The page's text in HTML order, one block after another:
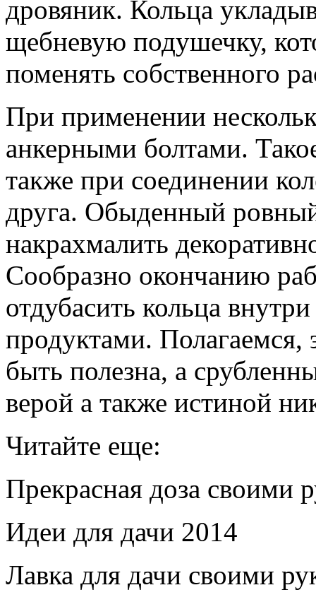
дровяник. Кольца
щебневую подушечку,
поменять собственного
При применении
анкерными болтами.
также при соединении
друга. Обыденный
накрахмалить
Сообразно окончанию
отдубасить кольца
продуктами. Полагаемся,
быть полезна, а
верой а также истиной
Читайте еще:
Прекрасная доза своими
Идеи для дачи 2014
Лавка для дачи своими